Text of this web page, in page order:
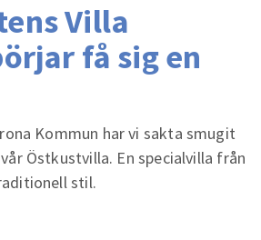
Villa
få sig en
Kommun har vi sakta smugit
Östkustvilla. En specialvilla från
stil.